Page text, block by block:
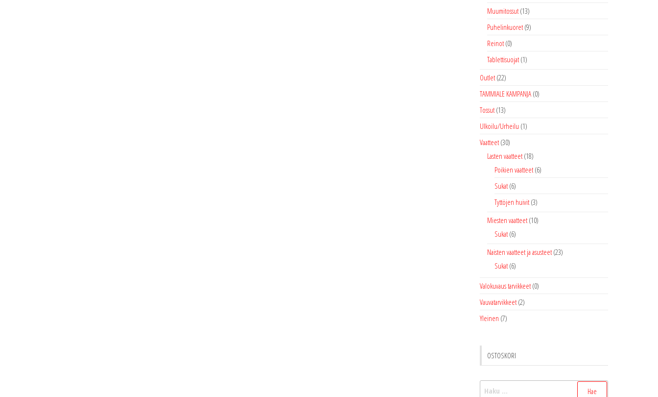
Muumitossut (13)
Puhelinkuoret (9)
Reinot (0)
Tablettisuojat (1)
Outlet (22)
TAMMIALE KAMPANJA (0)
Tossut (13)
Ulkoilu/Urheilu (1)
Vaatteet (30)
Lasten vaatteet (18)
Poikien vaatteet (6)
Sukat (6)
Tyttöjen huivit (3)
Miesten vaatteet (10)
Sukat (6)
Naisten vaatteet ja asusteet (23)
Sukat (6)
Valokuvaus tarvikkeet (0)
Vauvatarvikkeet (2)
Yleinen (7)
OSTOSKORI
Haku: